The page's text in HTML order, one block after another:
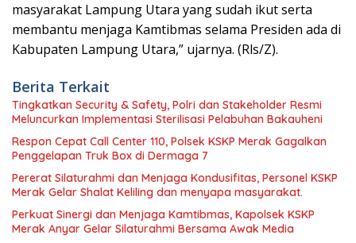
masyarakat Lampung Utara yang sudah ikut serta
membantu menjaga Kamtibmas selama Presiden ada di
Kabupaten Lampung Utara,” ujarnya. (Rls/Z).
Berita Terkait
Tingkatkan Security & Safety, Polri dan Stakeholder Resmi
Meluncurkan Implementasi Sterilisasi Pelabuhan Bakauheni
Respon Cepat Call Center 110, Polsek KSKP Merak Gagalkan
Penggelapan Truk Box di Dermaga 7
Pererat Silaturahmi dan Menjaga Kondusifitas, Personel KSKP
Merak Gelar Shalat Keliling dan menyapa masyarakat.
Perkuat Sinergi dan Menjaga Kamtibmas, Kapolsek KSKP
Merak Anyar Gelar Silaturahmi Bersama Awak Media